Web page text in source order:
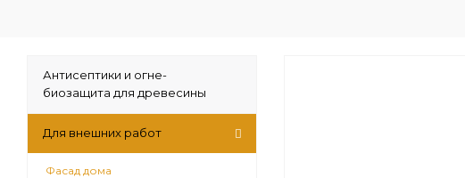
Антисептики и огне-
биозащита для древесины
Для внешних работ
Фасад дома